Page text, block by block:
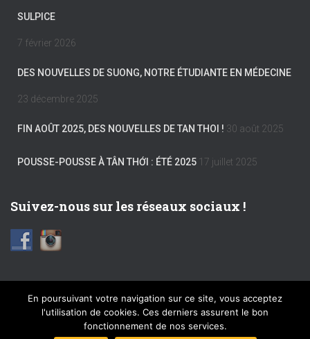
SULPICE
7 février 2026
DES NOUVELLES DE SUONG, NOTRE ÉTUDIANTE EN MÉDECINE
23 décembre 2025
FIN AOÛT 2025, DES NOUVELLES DE TAN THOI ! 30 août 2025
POUSSE-POUSSE À TÂN THỚI : ÉTÉ 2025 17 juillet 2025
Suivez-nous sur les réseaux sociaux !
FACEBOOK INSTAGRAM MENTIONS LÉGALES
En poursuivant votre navigation sur ce site, vous acceptez
l'utilisation de cookies. Ces derniers assurent le bon
fonctionnement de nos services.